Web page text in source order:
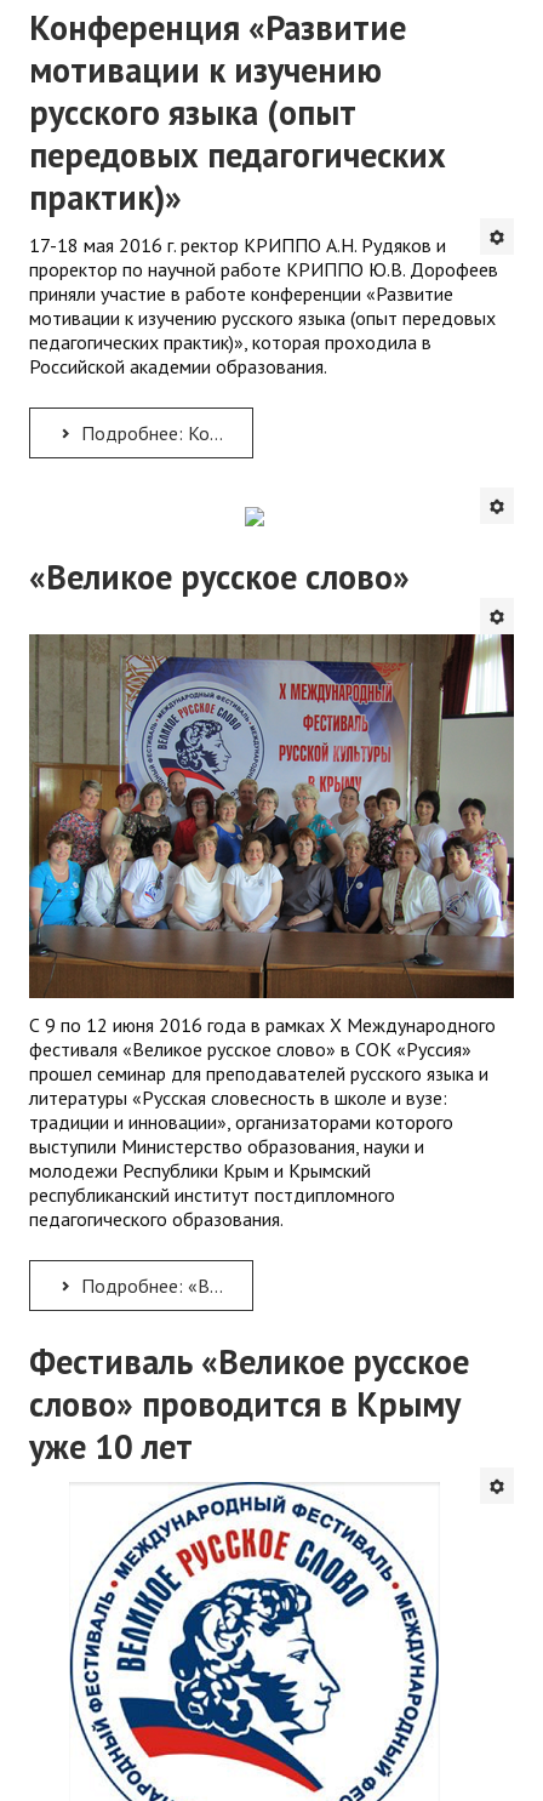
Конференция «Развитие
мотивации к изучению
русского языка (опыт
передовых педагогических
практик)»
17-18 мая 2016 г. ректор КРИППО А.Н. Рудяков и
проректор по научной работе КРИППО Ю.В. Дорофеев
приняли участие в работе конференции «Развитие
мотивации к изучению русского языка (опыт передовых
педагогических практик)», которая проходила в
Российской академии образования.
Подробнее: Конференция «Развитие мотивации к изучению русского языка (опыт передовых педагогических практик)»
«Великое русское слово»
С 9 по 12 июня 2016 года в рамках Х Международного
фестиваля «Великое русское слово» в СОК «Руссия»
прошел семинар для преподавателей русского языка и
литературы «Русская словесность в школе и вузе:
традиции и инновации», организаторами которого
выступили Министерство образования, науки и
молодежи Республики Крым и Крымский
республиканский институт постдипломного
педагогического образования.
Подробнее: «Великое русское слово»
Фестиваль «Великое русское
слово» проводится в Крыму
уже 10 лет